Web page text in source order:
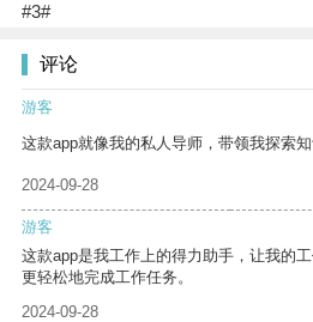
#3#
评论
游客
这款app就像我的私人导师，带领我探索知
2024-09-28
游客
这款app是我工作上的得力助手，让我的
更轻松地完成工作任务。
2024-09-28